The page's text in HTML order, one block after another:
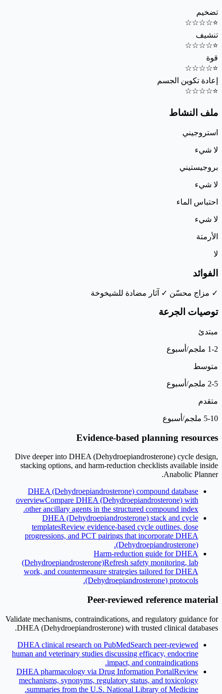
تضخيم
⭐
☆
☆
☆
☆
تنشيف
⭐
☆
☆
☆
☆
قوة
⭐
☆
☆
☆
☆
إعادة تكوين الجسم
⭐
☆
☆
☆
☆
ملف النشاط
استروجيني
لا شيء
بروجيستيني
لا شيء
احتباس الماء
لا شيء
الأرمتة
لا
الفوائد
✓ مزاج محسّن ✓ آثار مضادة للشيخوخة
توصيات الجرعة
مبتدئ
1-2 ملجم/أسبوع
متوسط
2-5 ملجم/أسبوع
متقدم
5-10 ملجم/أسبوع
Evidence-based planning resources
Dive deeper into DHEA (Dehydroepiandrosterone) cycle design,
stacking options, and harm-reduction checklists available inside
Anabolic Planner.
DHEA (Dehydroepiandrosterone) compound database
overviewCompare DHEA (Dehydroepiandrosterone) with
other ancillary agents in the structured compound index.
DHEA (Dehydroepiandrosterone) stack and cycle
templatesReview evidence-based cycle outlines, dose
progressions, and PCT pairings that incorporate DHEA
(Dehydroepiandrosterone).
Harm-reduction guide for DHEA
(Dehydroepiandrosterone)Refresh safety monitoring, lab
work, and countermeasure strategies tailored for DHEA
(Dehydroepiandrosterone) protocols.
Peer-reviewed reference material
Validate mechanisms, contraindications, and regulatory guidance for
DHEA (Dehydroepiandrosterone) with trusted clinical databases.
DHEA clinical research on PubMedSearch peer-reviewed
human and veterinary studies discussing efficacy, endocrine
impact, and contraindications.
DHEA pharmacology via Drug Information PortalReview
mechanisms, synonyms, regulatory status, and toxicology
summaries from the U.S. National Library of Medicine.